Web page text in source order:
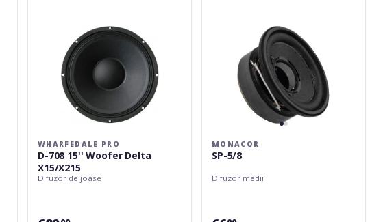
WHARFEDALE PRO
D-708 15'' Woofer Delta
X15/X215
Difuzor de joase
MONACOR
SP-5/8
Difuzor medii